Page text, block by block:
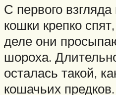
С первого
кошки крепко
деле они
шороха.
осталась такой,
кошачьих